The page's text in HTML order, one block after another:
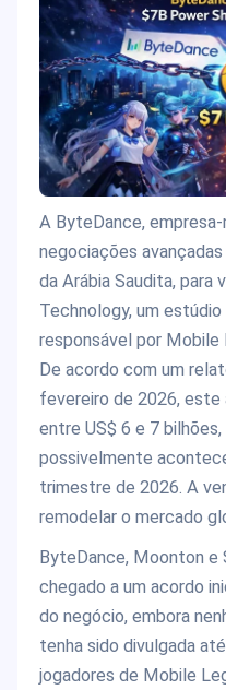
A ByteDance,
negociações
da Arábia Saudita, para
Technology, um
responsável por Mobile
De acordo com um
fevereiro de 2026, este
entre US$ 6 e 7
possivelmente
trimestre de 2026. A
remodelar o mercado
ByteDance, Moonton e
chegado a um acordo
do negócio, embora
tenha sido divulgada
jogadores de Mobile